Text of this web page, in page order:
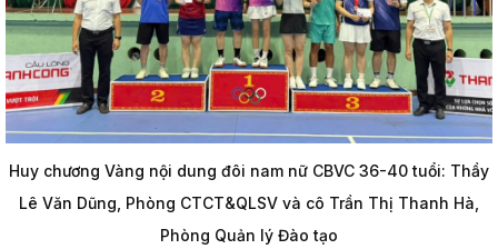
Huy chương Vàng nội dung đôi nam nữ CBVC 36-40 tuổi: Thầy
Lê Văn Dũng, Phòng CTCT&QLSV và cô Trần Thị Thanh Hà,
Phòng Quản lý Đào tạo